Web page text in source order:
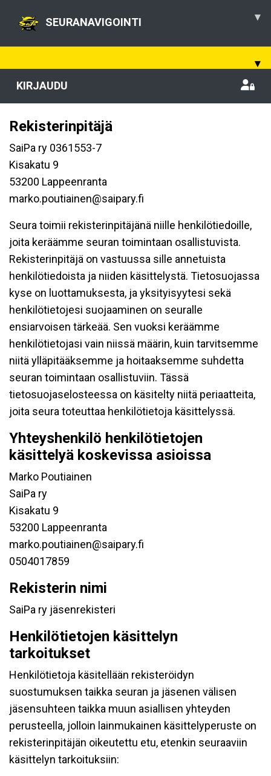
SEURANAVIGOINTI ▾
▾
KIRJAUDU
Rekisterinpitäjä
SaiPa ry 0361553-7
Kisakatu 9
53200 Lappeenranta
marko.poutiainen@saipary.fi
Seura toimii rekisterinpitäjänä niille henkilötiedoille,
joita keräämme seuran toimintaan osallistuvista.
Rekisterinpitäjä on vastuussa sille annetuista
henkilötiedoista ja niiden käsittelystä. Tietosuojassa
kyse on luottamuksesta, ja yksityisyytesi sekä
henkilötietojesi suojaaminen on seuralle
ensiarvoisen tärkeää. Sen vuoksi keräämme
henkilötietojasi vain niissä määrin, kuin tarvitsemme
niitä ylläpitääksemme ja hoitaaksemme suhdetta
seuran toimintaan osallistuviin. Tässä
tietosuojaselosteessa on käsitelty niitä periaatteita,
joita seura toteuttaa henkilötietoja käsittelyssä.
Yhteyshenkilö henkilötietojen
käsittelyä koskevissa asioissa
Marko Poutiainen
SaiPa ry
Kisakatu 9
53200 Lappeenranta
marko.poutiainen@saipary.fi
0504017859
Rekisterin nimi
SaiPa ry jäsenrekisteri
Henkilötietojen käsittelyn
tarkoitukset
Henkilötietoja käsitellään rekisteröidyn
suostumuksen taikka seuran ja jäsenen välisen
jäsensuhteen taikka muun asiallisen yhteyden
perusteella, jolloin lainmukainen käsittelyperuste on
rekisterinpitäjän oikeutettu etu, etenkin seuraaviin
käsittelyn tarkoituksiin: